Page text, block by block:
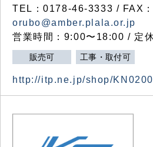
TEL：0178-46-3333 / FAX
orubo@amber.plala.or.jp
営業時間：9:00〜18:00 / 定
販売可 工事・取付可
http://itp.ne.jp/shop/